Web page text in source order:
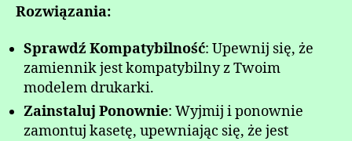
Rozwiązania:
Sprawdź Kompatybilność: Upewnij się, że
zamiennik jest kompatybilny z Twoim
modelem drukarki.
Zainstaluj Ponownie: Wyjmij i ponownie
zamontuj kasetę, upewniając się, że jest